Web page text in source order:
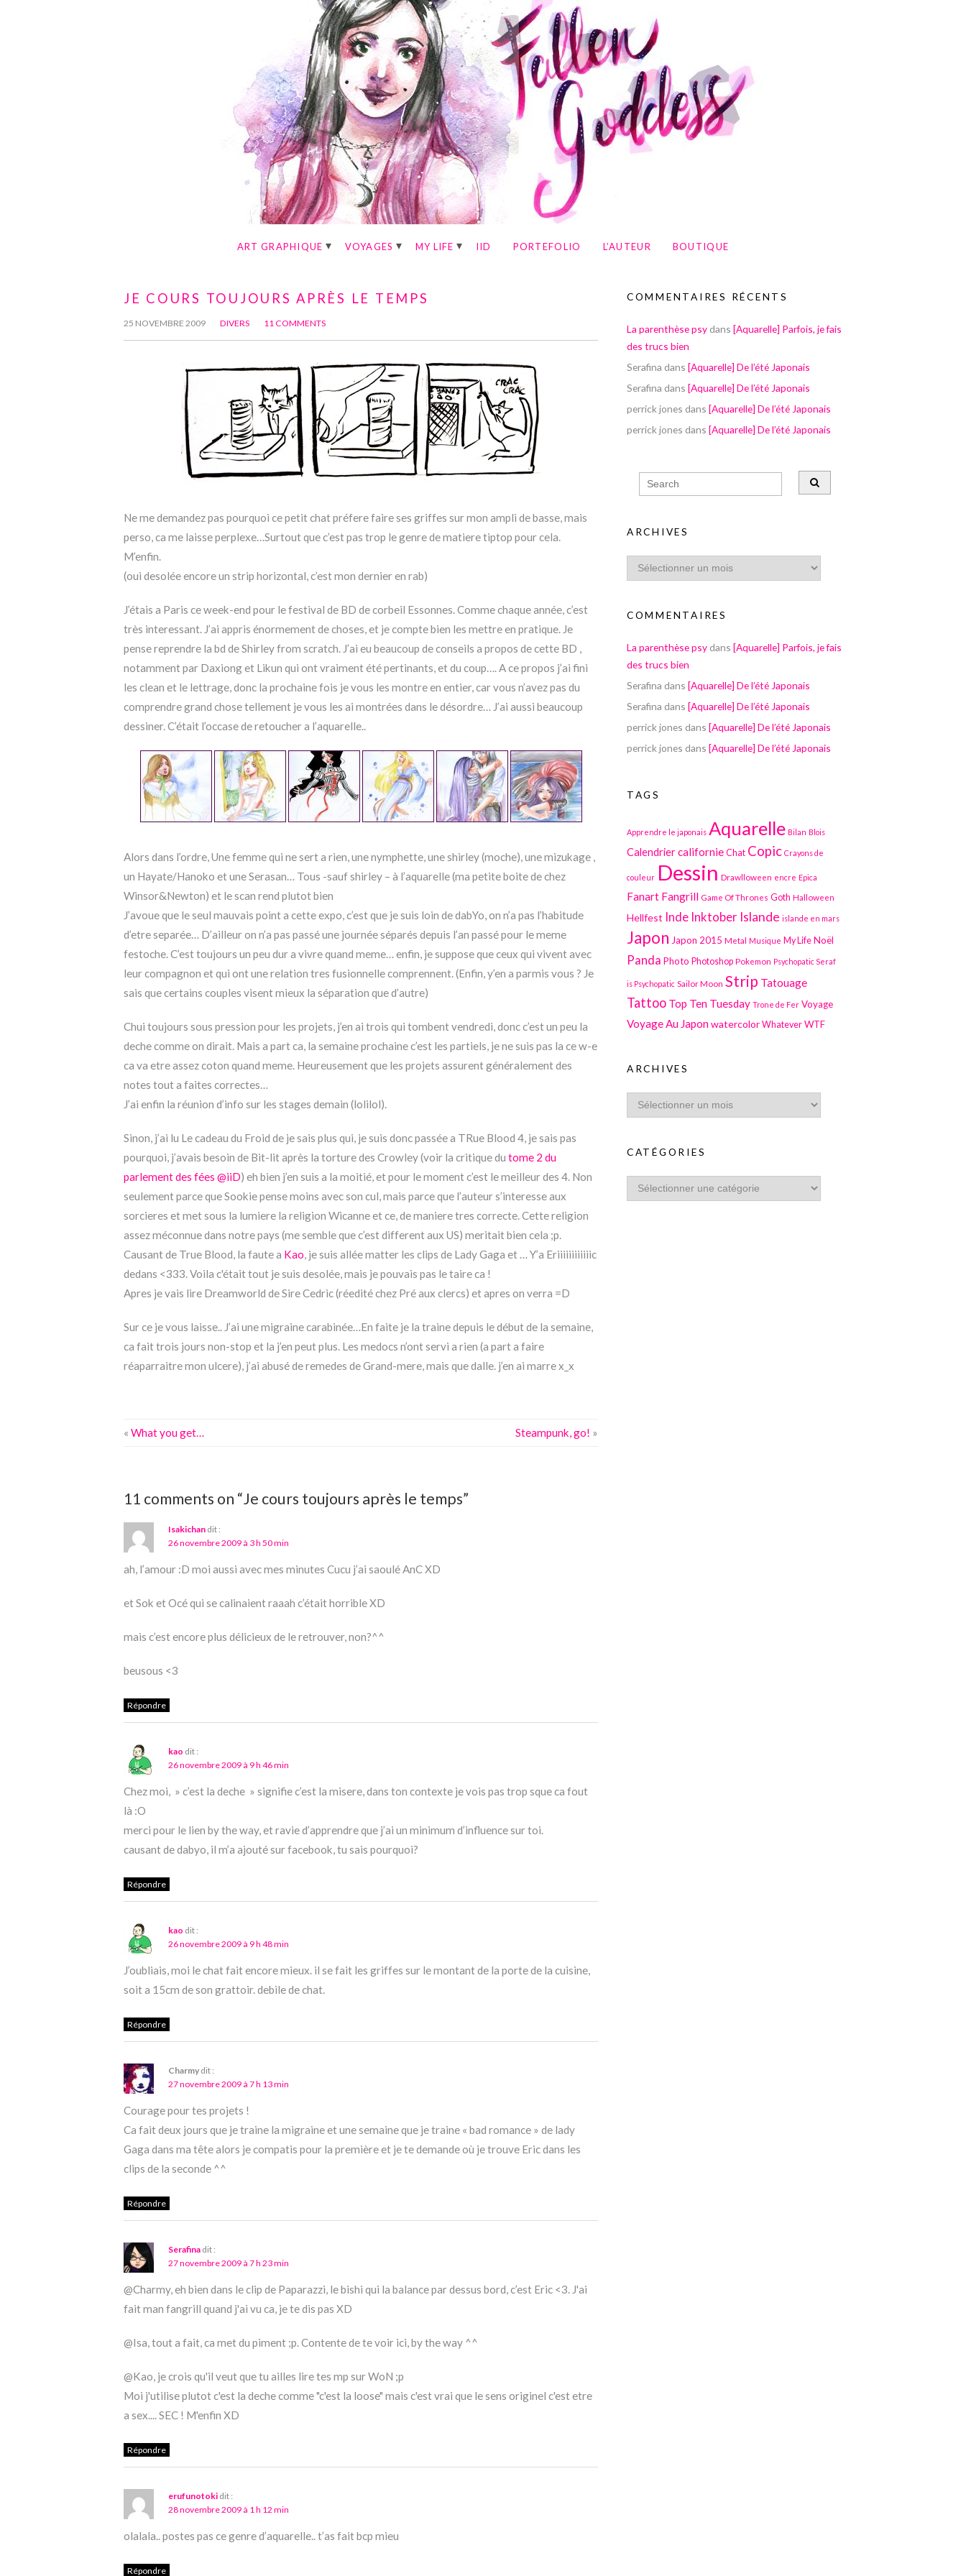
ART GRAPHIQUE VOYAGES MY LIFE IID PORTEFOLIO L’AUTEUR BOUTIQUE
JE COURS TOUJOURS APRÈS LE TEMPS
25 NOVEMBRE 2009 DIVERS 11 COMMENTS
Ne me demandez pas pourquoi ce petit chat préfere faire ses griffes sur mon ampli de basse, mais
perso, ca me laisse perplexe…Surtout que c’est pas trop le genre de matiere tiptop pour cela.
M’enfin.
(oui desolée encore un strip horizontal, c’est mon dernier en rab)
J’étais a Paris ce week-end pour le festival de BD de corbeil Essonnes. Comme chaque année, c’est
très interessant. J’ai appris énormement de choses, et je compte bien les mettre en pratique. Je
pense reprendre la bd de Shirley from scratch. J’ai eu beaucoup de conseils a propos de cette BD ,
notamment par Daxiong et Likun qui ont vraiment été pertinants, et du coup…. A ce propos j’ai fini
les clean et le lettrage, donc la prochaine fois je vous les montre en entier, car vous n’avez pas du
comprendre grand chose tellement je vous les ai montrées dans le désordre… J’ai aussi beaucoup
dessiner. C’était l’occase de retoucher a l’aquarelle..
Alors dans l’ordre, Une femme qui ne sert a rien, une nymphette, une shirley (moche), une mizukage ,
un Hayate/Hanoko et une Serasan… Tous -sauf shirley – à l’aquarelle (ma petite boite de chez
Winsor&Newton) et le scan rend plutot bien
J’avoue que le seul mauvais point a cette expo, c’est que je suis loin de dabYo, on n’a pas l’habitude
d’etre separée… D’ailleur on n’a pas passé une journée séparés depuis l’an passé pour le meme
festoche. C’est toujours un peu dur a vivre quand meme… enfin, je suppose que ceux qui vivent avec
leur compagnon et qui ont une relation tres fusionnelle comprennent. (Enfin, y’en a parmis vous ? Je
sais que certains couples visent mieux la séparation que d’autre)
Chui toujours sous pression pour les projets, j’en ai trois qui tombent vendredi, donc c’est un peu la
deche comme on dirait. Mais a part ca, la semaine prochaine c’est les partiels, je ne suis pas la ce w-e
ca va etre assez coton quand meme. Heureusement que les projets assurent généralement des
notes tout a faites correctes…
J’ai enfin la réunion d’info sur les stages demain (lolilol).
Sinon, j’ai lu Le cadeau du Froid de je sais plus qui, je suis donc passée a TRue Blood 4, je sais pas
pourquoi, j’avais besoin de Bit-lit après la torture des Crowley (voir la critique du tome 2 du
parlement des fées @iiD) eh bien j’en suis a la moitié, et pour le moment c’est le meilleur des 4. Non
seulement parce que Sookie pense moins avec son cul, mais parce que l’auteur s’interesse aux
sorcieres et met sous la lumiere la religion Wicanne et ce, de maniere tres correcte. Cette religion
assez méconnue dans notre pays (me semble que c’est different aux US) meritait bien cela ;p.
Causant de True Blood, la faute a Kao, je suis allée matter les clips de Lady Gaga et … Y’a Eriiiiiiiiiiiic
dedans <333. Voila c'était tout je suis desolée, mais je pouvais pas le taire ca !
Apres je vais lire Dreamworld de Sire Cedric (réedité chez Pré aux clercs) et apres on verra =D
Sur ce je vous laisse.. J’ai une migraine carabinée…En faite je la traine depuis le début de la semaine,
ca fait trois jours non-stop et la j’en peut plus. Les medocs n’ont servi a rien (a part a faire
réaparraitre mon ulcere), j’ai abusé de remedes de Grand-mere, mais que dalle. j’en ai marre x_x
« What you get… Steampunk, go! »
11 comments on “Je cours toujours après le temps”
Isakichan dit :
26 novembre 2009 à 3 h 50 min
ah, l’amour :D moi aussi avec mes minutes Cucu j’ai saoulé AnC XD
et Sok et Océ qui se calinaient raaah c’était horrible XD
mais c’est encore plus délicieux de le retrouver, non?^^
beusous <3
Répondre
kao dit :
26 novembre 2009 à 9 h 46 min
Chez moi, » c’est la deche » signifie c’est la misere, dans ton contexte je vois pas trop sque ca fout
là :O
merci pour le lien by the way, et ravie d’apprendre que j’ai un minimum d’influence sur toi.
causant de dabyo, il m’a ajouté sur facebook, tu sais pourquoi?
Répondre
kao dit :
26 novembre 2009 à 9 h 48 min
J’oubliais, moi le chat fait encore mieux. il se fait les griffes sur le montant de la porte de la cuisine,
soit a 15cm de son grattoir. debile de chat.
Répondre
Charmy dit :
27 novembre 2009 à 7 h 13 min
Courage pour tes projets !
Ca fait deux jours que je traine la migraine et une semaine que je traine « bad romance » de lady
Gaga dans ma tête alors je compatis pour la première et je te demande où je trouve Eric dans les
clips de la seconde ^^
Répondre
Serafina dit :
27 novembre 2009 à 7 h 23 min
@Charmy, eh bien dans le clip de Paparazzi, le bishi qui la balance par dessus bord, c’est Eric <3. J'ai
fait man fangrill quand j'ai vu ca, je te dis pas XD
@Isa, tout a fait, ca met du piment ;p. Contente de te voir ici, by the way ^^
@Kao, je crois qu'il veut que tu ailles lire tes mp sur WoN ;p
Moi j'utilise plutot c'est la deche comme "c'est la loose" mais c'est vrai que le sens originel c'est etre
a sex.... SEC ! M'enfin XD
Répondre
erufunotoki dit :
28 novembre 2009 à 1 h 12 min
olalala.. postes pas ce genre d’aquarelle.. t’as fait bcp mieu
Répondre
COMMENTAIRES RÉCENTS
La parenthèse psy dans [Aquarelle] Parfois, je fais
des trucs bien
Serafina dans [Aquarelle] De l’été Japonais
Serafina dans [Aquarelle] De l’été Japonais
perrick jones dans [Aquarelle] De l’été Japonais
perrick jones dans [Aquarelle] De l’été Japonais
ARCHIVES
COMMENTAIRES
La parenthèse psy dans [Aquarelle] Parfois, je fais
des trucs bien
Serafina dans [Aquarelle] De l’été Japonais
Serafina dans [Aquarelle] De l’été Japonais
perrick jones dans [Aquarelle] De l’été Japonais
perrick jones dans [Aquarelle] De l’été Japonais
TAGS
Apprendre le japonais Aquarelle Bilan Blois
Calendriercalifornie Chat Copic Crayons de
couleur Dessin Drawlloween encre Epica
Fanart Fangrill Game Of Thrones Goth Halloween
Hellfest Inde Inktober Islande islande en mars
Japon Japon 2015 Metal Musique My Life Noël
Panda Photo Photoshop Pokemon Psychopatic Seraf
is Psychopatic Sailor Moon Strip Tatouage
Tattoo Top Ten Tuesday Trone de Fer Voyage
Voyage Au Japonwatercolor Whatever WTF
ARCHIVES
CATÉGORIES